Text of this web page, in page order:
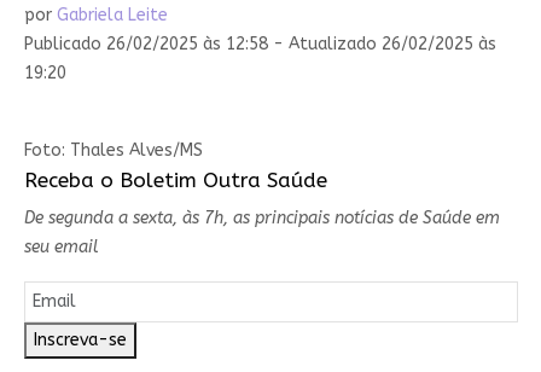
por Gabriela Leite
Publicado 26/02/2025 às 12:58 - Atualizado 26/02/2025 às
19:20
Foto: Thales Alves/MS
Receba o Boletim Outra Saúde
De segunda a sexta, às 7h, as principais notícias de Saúde em
seu email
Inscreva-se